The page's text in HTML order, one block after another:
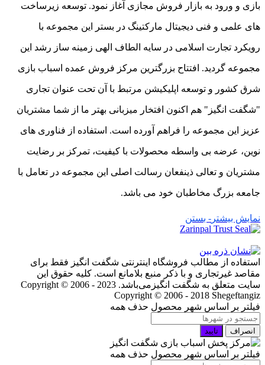
بازی و ورود به بازار فروش مجازی آغاز نمود. توسعه زیرساخت
های علمی و فنی دیجیتال مارکتینگ در بستر این مجموعه با
رویکرد تجارت اسلامی در سایه الطاف الهی زمینه ساز رشد این
مجموعه گردید. افتتاح بزرگترین مرکز فروش عمده اسباب بازی
شرق کشور و توسعه اپلیکیشن مرتبط با آن تحت عنوان تجاری
"شگفت انگیز" هم اکنون افتخار میزبانی بهتر ما از شما مشتریان
عزیز این مجموعه را فراهم آورده است. استفاده از فناوری های
نوین، عرضه بی واسطه محصولات با کیفیت، تمرکز بر رضایت
مشتریان و تعالی ذینفعان رسالت اصلی این مجموعه در تعامل با
جامعه بزرگ مخاطبان خود می باشد.
نمایش بیشتر - بستن
استفاده از مطالب فروشگاه اینترنتی شگفت انگیز فقط برای
مقاصد غیرتجاری و با ذکر منبع بلامانع است. کلیه حقوق این
سایت متعلق به شگفت انگیزمی‌باشد. Copyright © 2006 - 2023
Copyright © 2006 - 2018 Shegeftangiz
فیلتر بر اساس شهر محصول حذف همه
انصراف تایید
فیلتر بر اساس شهر محصول حذف همه